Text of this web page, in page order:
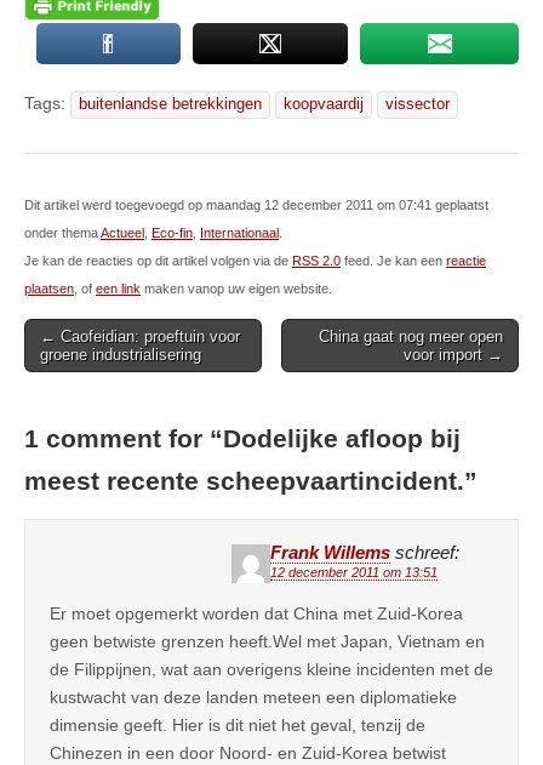
Tags: buitenlandse betrekkingen koopvaardij vissector
Dit artikel werd toegevoegd op maandag 12 december 2011 om 07:41 geplaatst
onder themaActueel Eco-fin Internationaal
Je kan de reacties op dit artikel volgen via de RSS 2.0 feed. Je kan een reactie
plaatsen , of een link maken vanop uw eigen website.
Post
navigation
← Caofeidian: proeftuin voor
groene industrialisering
China gaat nog meer open
voor import →
1 comment for “Dodelijke afloop bij
meest recente scheepvaartincident.”
Frank Willems schreef:
12 december 2011 om 13:51
Er moet opgemerkt worden dat China met Zuid-Korea
geen betwiste grenzen heeft.Wel met Japan, Vietnam en
de Filippijnen, wat aan overigens kleine incidenten met de
kustwacht van deze landen meteen een diplomatieke
dimensie geeft. Hier is dit niet het geval, tenzij de
Chinezen in een door Noord- en Zuid-Korea betwist